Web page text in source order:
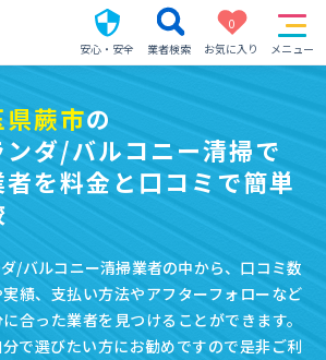
安心・安全 業者検索
0
お気に入り
メニュー
県蕨市の
ンダ/バルコニー清掃で
を料金と口コミで簡単
/バルコニー清掃業者の中から、口コミ数
績、支払い方法やアフターフォローなど
合った業者を見つけることができます。
で選びたい方にお勧めですので是非ご利